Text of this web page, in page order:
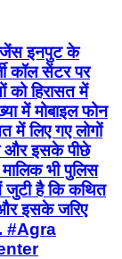
इनपुट के
कॉल सेंटर पर
को हिरासत में
में मोबाइल फोन
में लिए गए लोगों
और इसके पीछे
भी पुलिस
जुटी है कि कथित
इसके जरिए
. #Agra